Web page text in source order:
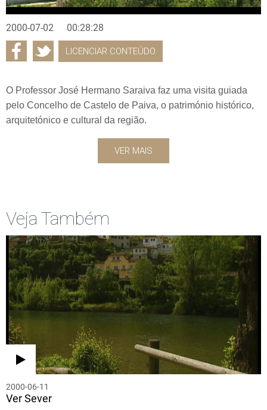
2000-07-02 00:28:28
LICENCIAR CONTEÚDO
O Professor José Hermano Saraiva faz uma visita guiada
pelo Concelho de Castelo de Paiva, o património histórico,
arquitetónico e cultural da região.
VER MAIS
Veja Também
2000-06-11
Ver Sever